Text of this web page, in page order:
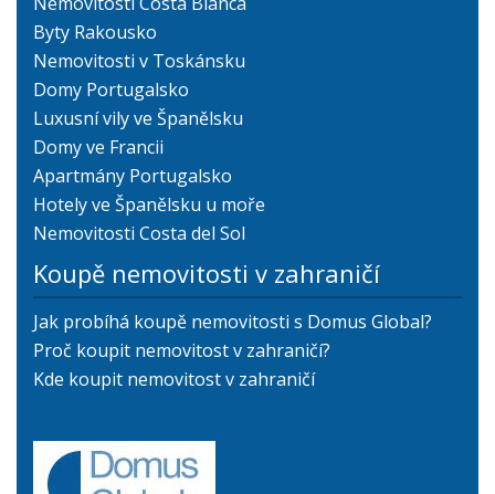
Byty Rakousko
Nemovitosti v Toskánsku
Domy Portugalsko
Luxusní vily ve Španělsku
Domy ve Francii
Apartmány Portugalsko
Hotely ve Španělsku u moře
Nemovitosti Costa del Sol
Koupě nemovitosti v zahraničí
Jak probíhá koupě nemovitosti s Domus Global?
Proč koupit nemovitost v zahraničí?
Kde koupit nemovitost v zahraničí